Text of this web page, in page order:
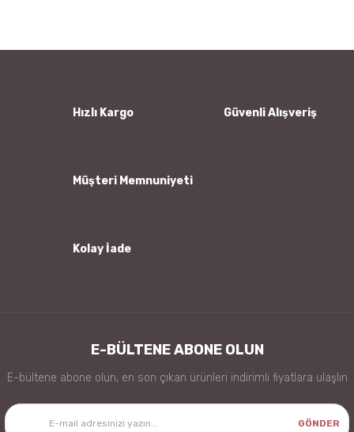
Ürün bilgilerinde hatalar bulunuyor.
Hızlı Kargo Güvenli Alışveriş
Müşteri Memnuniyeti
Kolay İade
E-BÜLTENE ABONE OLUN
E-bültene abone olun, en son çıkan ürünleri indirimli fiyatlara ulaşlın
GÖNDER